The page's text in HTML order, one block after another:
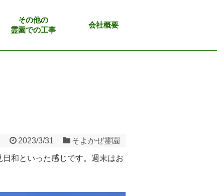
その他の
霊園での工事
会社概要
2023/3/31 そよかぜ霊園
和といった感じです。週末はお